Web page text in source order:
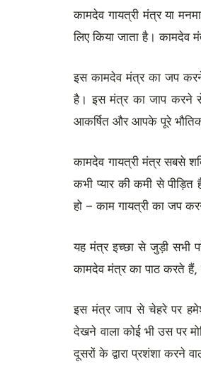
कामदेव गायत्री मंत्र या
लिए किया जाता है। कामदेव
इस कामदेव मंत्र का जप
है। इस मंत्र का जाप करने
आकर्षित और आपके पूरे
कामदेव गायत्री मंत्र सबसे
कभी प्यार की कमी से
हो – काम गायत्री का जप
यह मंत्र इच्छा से जुड़ी सभी
कामदेव मंत्र का पाठ करते
इस मंत्र जाप से चेहरे पर
देखने वाला कोई भी उस पर
दूसरों के द्वारा प्रशंशा करने